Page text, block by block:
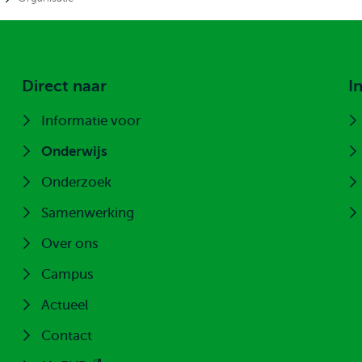
Direct naar
Informatie voor
Onderwijs
Onderzoek
Samenwerking
Over ons
Campus
Actueel
Contact